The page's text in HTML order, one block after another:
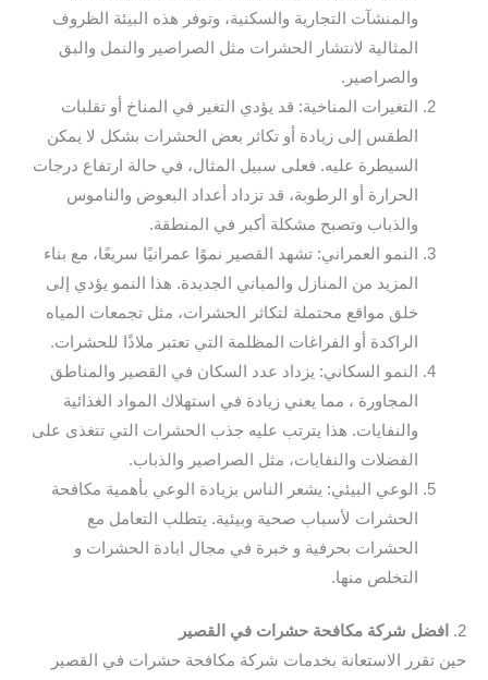
والمنشآت التجارية والسكنية، وتوفر هذه البيئة الظروف
المثالية لانتشار الحشرات مثل الصراصير والنمل والبق
والصراصير.
التغيرات المناخية: قد يؤدي التغير في المناخ أو تقلبات
الطقس إلى زيادة أو تكاثر بعض الحشرات بشكل لا يمكن
السيطرة عليه. فعلى سبيل المثال، في حالة ارتفاع درجات
الحرارة أو الرطوبة، قد تزداد أعداد البعوض والناموس
والذباب وتصبح مشكلة أكبر في المنطقة.
النمو العمراني: تشهد القصير نموًا عمرانيًا سريعًا، مع بناء
المزيد من المنازل والمباني الجديدة. هذا النمو يؤدي إلى
خلق مواقع محتملة لتكاثر الحشرات، مثل تجمعات المياه
الراكدة أو الفراغات المظلمة التي تعتبر ملاذًا للحشرات.
النمو السكاني: يزداد عدد السكان في القصير والمناطق
المجاورة ، مما يعني زيادة في استهلاك المواد الغذائية
والنفايات. هذا يترتب عليه جذب الحشرات التي تتغذى على
الفضلات والنفايات، مثل الصراصير والذباب.
الوعي البيئي: يشعر الناس بزيادة الوعي بأهمية مكافحة
الحشرات لأسباب صحية وبيئية. يتطلب التعامل مع
الحشرات بحرفية و خبرة في مجال ابادة الحشرات و
التخلص منها.
2.
افضل شركة مكافحة حشرات في القصير
حين تقرر الاستعانة بخدمات شركة مكافحة حشرات في القصير